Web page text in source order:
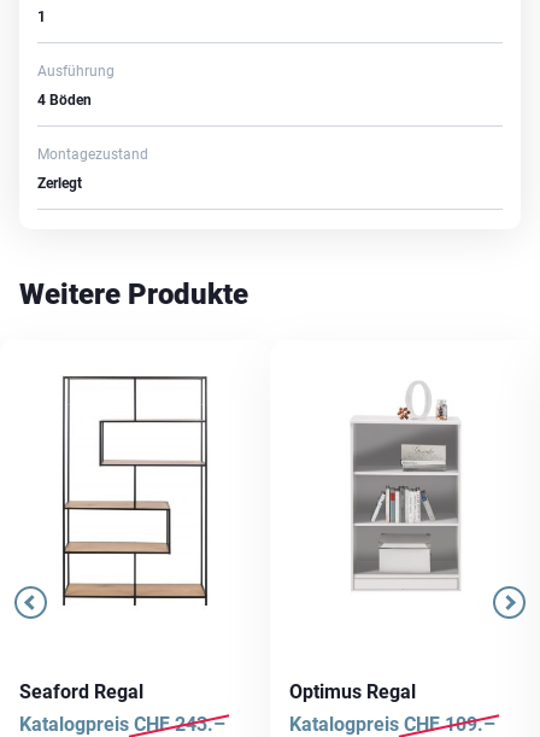
1
Ausführung
4 Böden
Montagezustand
Zerlegt
Weitere Produkte
Seaford Regal
Katalogpreis CHF243.–
Optimus Regal
Katalogpreis CHF109.–